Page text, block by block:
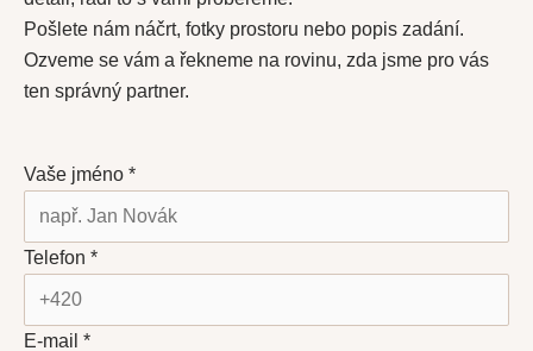
Pošlete nám náčrt, fotky prostoru nebo popis zadání.
Ozveme se vám a řekneme na rovinu, zda jsme pro vás
ten správný partner.
Vaše jméno *
Telefon *
E-mail *